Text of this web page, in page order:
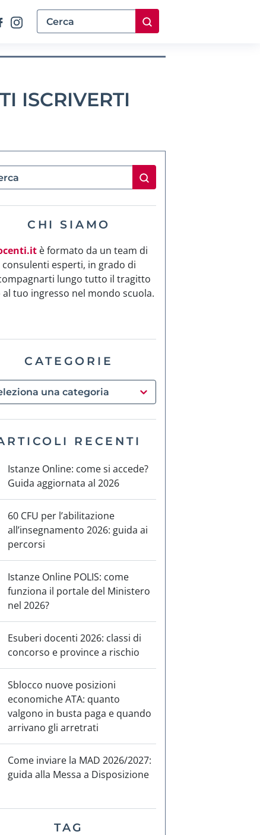
ISCRIVERTI
CHI SIAMO
è formato da un team di
consulenti esperti, in grado di
lungo tutto il tragitto
tuo ingresso nel mondo scuola.
CATEGORIE
RECENTI
Istanze Online: come si accede?
Guida aggiornata al 2026
60 CFU per l’abilitazione
all’insegnamento 2026: guida ai
percorsi
Istanze Online POLIS: come
funziona il portale del Ministero
nel 2026?
Esuberi docenti 2026: classi di
concorso e province a rischio
Sblocco nuove posizioni
economiche ATA: quanto
valgono in busta paga e quando
arrivano gli arretrati
Come inviare la MAD 2026/2027:
guida alla Messa a Disposizione
TAG